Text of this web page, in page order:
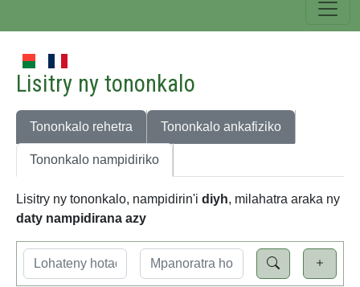
Lisitry ny tononkalo
Tononkalo rehetra Tononkalo ankafiziko
Tononkalo nampidiriko
Lisitry ny tononkalo, nampidirin'i diyh, milahatra araka ny
daty nampidirana azy